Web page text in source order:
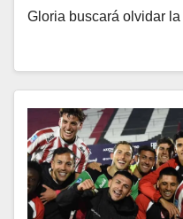
Gloria buscará olvidar